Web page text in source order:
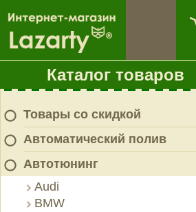
Каталог товаров
Товары со скидкой
Автоматический полив
Автотюнинг
Audi
BMW